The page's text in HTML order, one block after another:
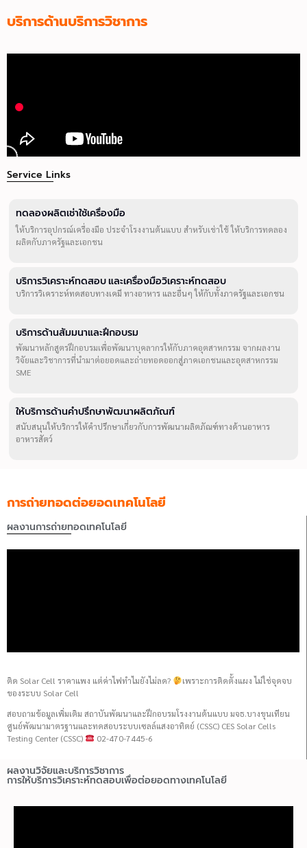
บริการด้านบริการวิชาการ
Service Links
ทดลองผลิตเช่าใช้เครื่องมือ
ให้บริการอุปกรณ์เครื่องมือ ประจำโรงงานต้นแบบ สำหรับเช่าใช้ ให้บริการทดลอง
ผลิตกับภาครัฐและเอกชน
บริการวิเคราะห์ทดสอบ และเครื่องมือวิเคราะห์ทดสอบ
บริการวิเคราะห์ทดสอบทางเคมี ทางอาหาร และอื่นๆ ให้กับทั้งภาครัฐและเอกชน
บริการด้านสัมมนาและฝึกอบรม
พัฒนาหลักสูตรฝึกอบรมเพื่อพัฒนาบุคลากรให้กับภาคอุตสาหกรรม จากผลงาน
วิจัยและวิชาการที่นำมาต่อยอดและถ่ายทอดออกสู่ภาคเอกชนและอุตสาหกรรม
SME
ให้บริการด้านคำปรึกษาพัฒนาผลิตภัณฑ์
สนับสนุนให้บริการให้คำปรึกษาเกี่ยวกับการพัฒนาผลิตภัณฑ์ทางด้านอาหาร
อาหารสัตว์
การถ่ายทอดต่อยอดเทคโนโลยี
ผลงานการถ่ายทอดเทคโนโลยี
ติด Solar Cell ราคาแพง แต่ค่าไฟทำไมยังไม่ลด?
เพราะการติดตั้งแผง ไม่ใช่จุดจบ
ของระบบ Solar Cell
สอบถามข้อมูลเพิ่มเติม สถาบันพัฒนาและฝึกอบรมโรงงานต้นแบบ มจธ.บางขุนเทียน
ศูนย์พัฒนามาตรฐานและทดสอบระบบเซลล์แสงอาทิตย์ (CSSC) CES Solar Cells
Testing Center (CSSC)
02-470-7445-6
ผลงานวิจัยและบริการวิชาการ
การให้บริการวิเคราะห์ทดสอบเพื่อต่อยอดทางเทคโนโลยี